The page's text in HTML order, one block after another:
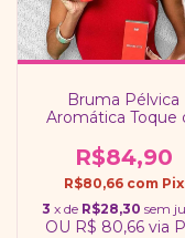
Bruma Pélvica
Aromática Toque
Secco Intt
R$84,90
R$80,66 com Pix
3 x de R$28,30 sem
OU R$ 80,66 via